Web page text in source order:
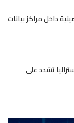
داخل مراكز بيانات
تشدد على